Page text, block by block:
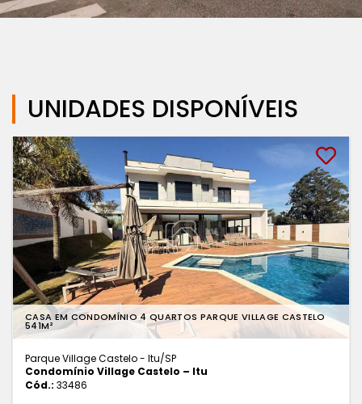
UNIDADES DISPONÍVEIS
CASA EM CONDOMÍNIO 4 QUARTOS PARQUE VILLAGE CASTELO
541M²
Parque Village Castelo - Itu/SP
Condomínio Village Castelo – Itu
Cód.: 33486